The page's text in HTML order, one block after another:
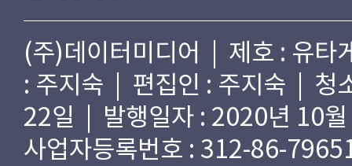
(주)데이터미디어 | 제호 : 유
: 주지숙 | 편집인 : 주지숙 | 청
22일 | 발행일자 : 2020년 10
사업자등록번호 : 312-86-